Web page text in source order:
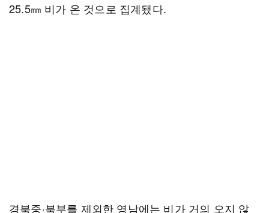
25.5㎜ 비가 온 것으로 집계됐다.
경북중·북부를 제외한 영남에는 비가 거의 오지 않